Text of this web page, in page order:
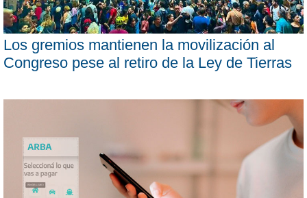
Los gremios mantienen la movilización al
Congreso pese al retiro de la Ley de Tierras